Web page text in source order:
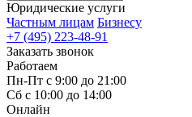
Юридические услуги
Частным лицам Бизнесу
+7 (495) 223-48-91
Заказать звонок
Работаем
Пн-Пт с 9:00 до 21:00
Сб с 10:00 до 14:00
Онлайн